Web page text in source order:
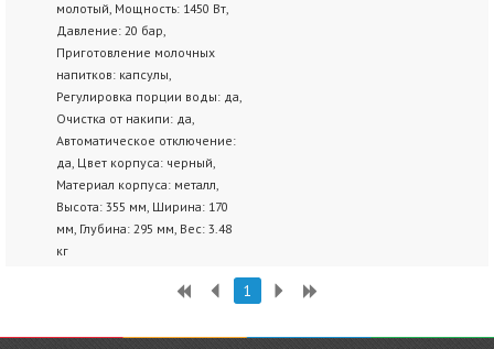
молотый, Мощность: 1450 Вт,
Давление: 20 бар,
Приготовление молочных
напитков: капсулы,
Регулировка порции воды: да,
Очистка от накипи: да,
Автоматическое отключение:
да, Цвет корпуса: черный,
Материал корпуса: металл,
Высота: 355 мм, Ширина: 170
мм, Глубина: 295 мм, Вес: 3.48
кг
1